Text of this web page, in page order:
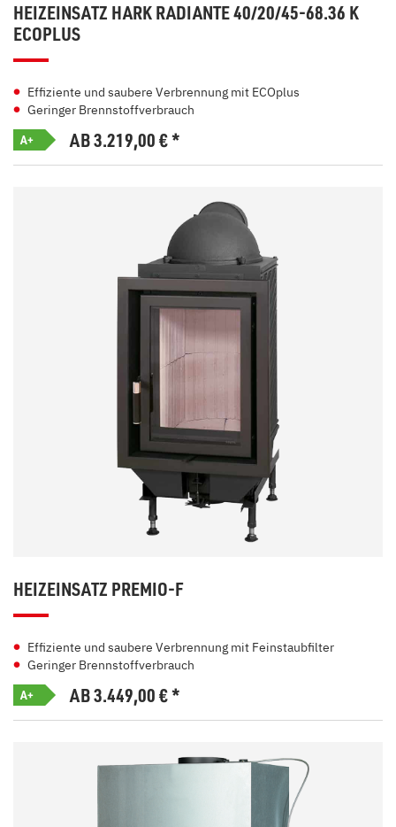
HEIZEINSATZ HARK RADIANTE 40/20/45-68.36 K
ECOPLUS
Effiziente und saubere Verbrennung mit ECOplus
Geringer Brennstoffverbrauch
A+ AB 3.219,00€*
HEIZEINSATZ PREMIO-F
Effiziente und saubere Verbrennung mit Feinstaubfilter
Geringer Brennstoffverbrauch
A+ AB 3.449,00€*